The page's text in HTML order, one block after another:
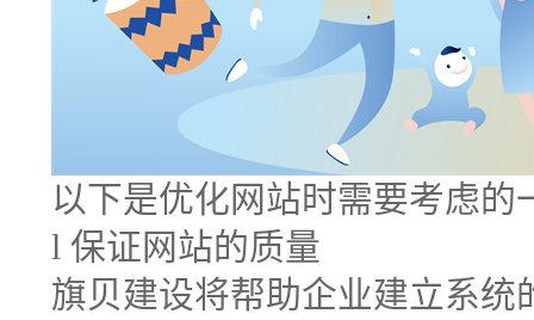
以下是优化网站时需要考虑的
l 保证网站的质量
旗贝建设将帮助企业建立系